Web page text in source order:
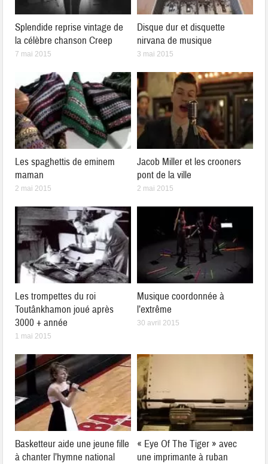
Splendide reprise vintage de
la célèbre chanson Creep
7 mai 2015
Disque dur et disquette
nirvana de musique
3 mai 2015
Les spaghettis de eminem
maman
2 mai 2015
Jacob Miller et les crooners
pont de la ville
2 mai 2015
Les trompettes du roi
Toutânkhamon joué après
3000 + année
1 mai 2015
Musique coordonnée à
l’extrême
30 avril 2015
Basketteur aide une jeune fille
à chanter l’hymne national
« Eye Of The Tiger » avec
une imprimante à ruban